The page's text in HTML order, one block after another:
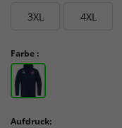
3XL 4XL
Farbe :
Aufdruck: